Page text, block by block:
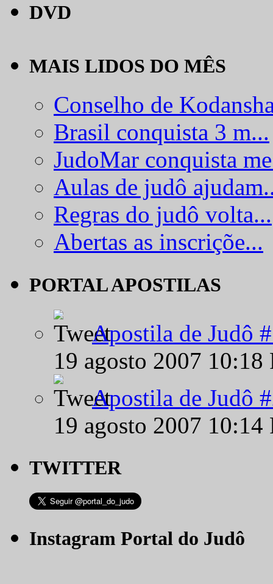
DVD
MAIS LIDOS DO MÊS
Conselho de
Brasil conquista 3 m...
JudoMar conquista
Aulas de judô
Regras do judô volta...
Abertas as inscriçõe...
PORTAL APOSTILAS
Apostila de Judô
19 agosto 2007
Apostila de Judô
19 agosto 2007
TWITTER
Instagram Portal do Judô